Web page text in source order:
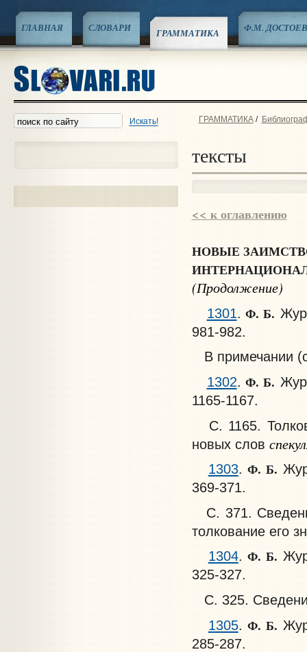
ГЛАВНАЯ СЛОВАРИ ГРАММАТИКА Ф.М.
Искать! ГРАММАТИКА/
тексты
<< к оглавлению
НОВЫЕ
(Продолжение)
1301. Ф. Б.
981-982.
В примечании
1302. Ф. Б.
1165-1167.
С. 1165.
новых слов
1303. Ф. Б.
369-371.
С. 371.
толкование его
1304. Ф. Б.
325-327.
С. 325.
1305. Ф. Б.
285-287.